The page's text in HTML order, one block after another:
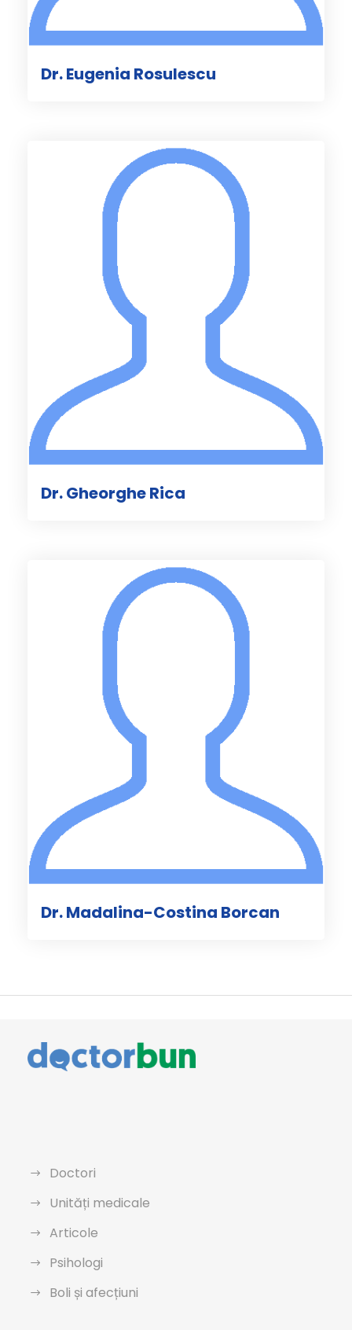
Dr. Eugenia Rosulescu
Dr. Gheorghe Rica
Dr. Madalina-Costina Borcan
Doctori
Unități medicale
Articole
Psihologi
Boli și afecțiuni